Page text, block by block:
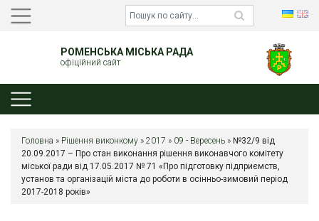
РОМЕНСЬКА МІСЬКА РАДА
офіційний сайт
Головна » Рішення виконкому » 2017 » 09 - Вересень » №32/9 від
20.09.2017 – Про стан виконання рішення виконавчого комітету
міської ради від 17.05.2017 № 71 «Про підготовку підприємств,
установ та організацій міста до роботи в осінньо-зимовий період
2017-2018 років»